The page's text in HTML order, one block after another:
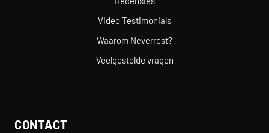
Video Testimonials
Waarom Neverrest?
Veelgestelde vragen
CONTACT